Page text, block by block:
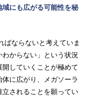
にも広がる可能性を秘
ばならないと考えていま
からない」という状況
していくことが極めて
に広がり、メガソーラ
されることを願ってい